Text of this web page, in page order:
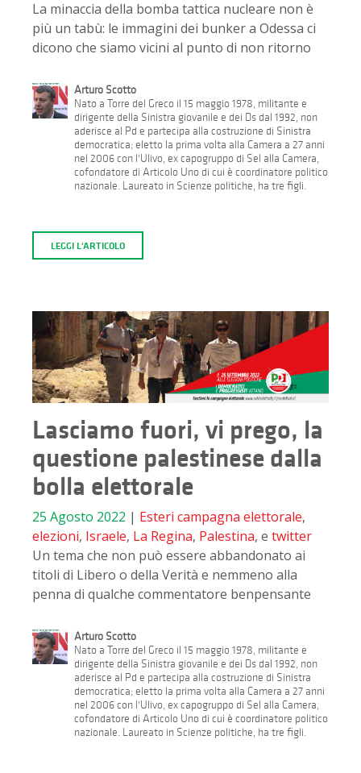
La minaccia della bomba tattica nucleare non è
più un tabù: le immagini dei bunker a Odessa ci
dicono che siamo vicini al punto di non ritorno
Arturo Scotto
Nato a Torre del Greco il 15 maggio 1978, militante e
dirigente della Sinistra giovanile e dei Ds dal 1992, non
aderisce al Pd e partecipa alla costruzione di Sinistra
democratica; eletto la prima volta alla Camera a 27 anni
nel 2006 con l'Ulivo, ex capogruppo di Sel alla Camera,
cofondatore di Articolo Uno di cui è coordinatore politico
nazionale. Laureato in Scienze politiche, ha tre figli.
LEGGI L'ARTICOLO
Lasciamo fuori, vi prego, la
questione palestinese dalla
bolla elettorale
25 Agosto 2022 | Esteri campagna elettorale,
elezioni, Israele, La Regina, Palestina, e twitter
Un tema che non può essere abbandonato ai
titoli di Libero o della Verità e nemmeno alla
penna di qualche commentatore benpensante
Arturo Scotto
Nato a Torre del Greco il 15 maggio 1978, militante e
dirigente della Sinistra giovanile e dei Ds dal 1992, non
aderisce al Pd e partecipa alla costruzione di Sinistra
democratica; eletto la prima volta alla Camera a 27 anni
nel 2006 con l'Ulivo, ex capogruppo di Sel alla Camera,
cofondatore di Articolo Uno di cui è coordinatore politico
nazionale. Laureato in Scienze politiche, ha tre figli.